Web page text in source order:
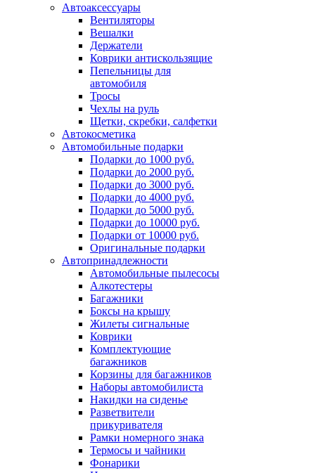
Автоаксессуары
Вентиляторы
Вешалки
Держатели
Коврики антискользящие
Пепельницы для
автомобиля
Тросы
Чехлы на руль
Щетки, скребки, салфетки
Автокосметика
Автомобильные подарки
Подарки до 1000 руб.
Подарки до 2000 руб.
Подарки до 3000 руб.
Подарки до 4000 руб.
Подарки до 5000 руб.
Подарки до 10000 руб.
Подарки от 10000 руб.
Оригинальные подарки
Автопринадлежности
Автомобильные пылесосы
Алкотестеры
Багажники
Боксы на крышу
Жилеты сигнальные
Коврики
Комплектующие
багажников
Корзины для багажников
Наборы автомобилиста
Накидки на сиденье
Разветвители
прикуривателя
Рамки номерного знака
Термосы и чайники
Фонарики